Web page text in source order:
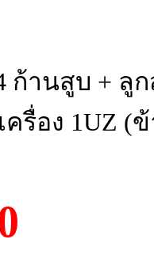
ก้านสูบ + ลู
รื่อง 1UZ (ข้